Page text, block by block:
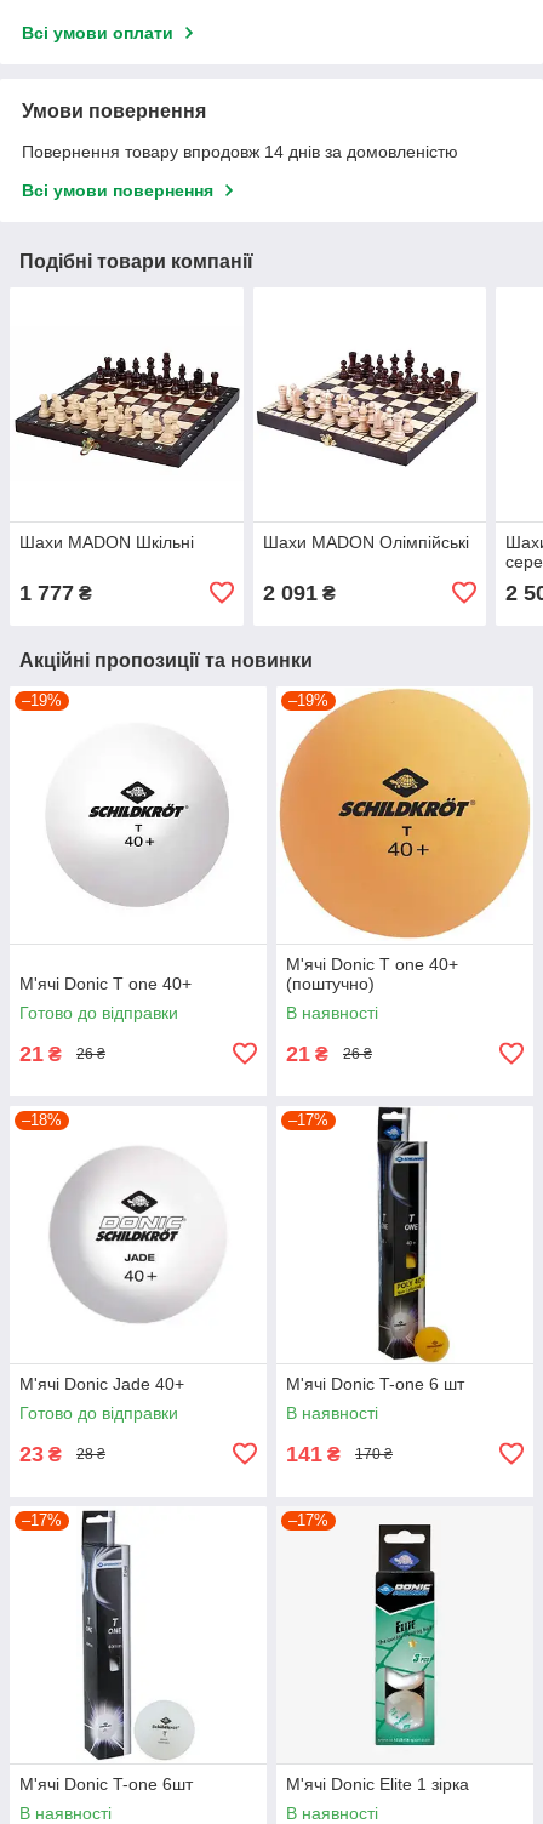
Всі умови оплати
Умови повернення
Повернення товару впродовж 14 днів за домовленістю
Всі умови повернення
Подібні товари компанії
Шахи MADON Шкільні
1 777 ₴
Шахи MADON Олімпійські
2 091₴ 2
Акційні пропозиції та новинки
–19%
М'ячі Donic T one 40+
Готово до відправки
21 ₴ 26 ₴
–19%
М'ячі Donic T one 40+
(поштучно)
В наявності
21 ₴ 26 ₴
–18%
М'ячі Donic Jade 40+
Готово до відправки
23 ₴ 28 ₴
–17%
М'ячі Donic T-one 6 шт
В наявності
141 ₴ 170 ₴
–17%
М'ячі Donic T-one 6шт
В наявності
–17%
М'ячі Donic Elite 1 зірка
В наявності